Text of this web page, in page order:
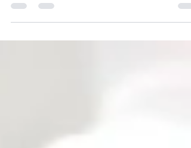
par la toxine botulique